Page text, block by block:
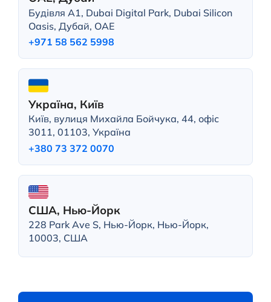
Будівля A1, Dubai Digital Park, Dubai Silicon
Oasis, Дубай, ОАЕ
+971 58 562 5998
Україна, Київ
Київ, вулиця Михайла Бойчука, 44, офіс
3011, 01103, Україна
+380 73 372 0070
США, Нью-Йорк
228 Park Ave S, Нью-Йорк, Нью-Йорк,
10003, США